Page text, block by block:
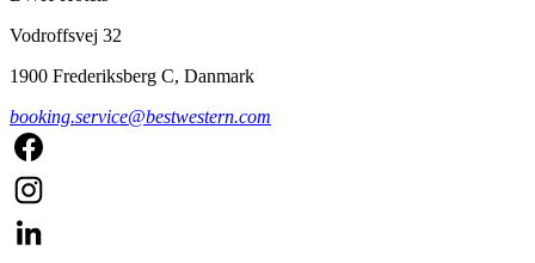
Vodroffsvej 32
1900 Frederiksberg C, Danmark
booking.service@bestwestern.com